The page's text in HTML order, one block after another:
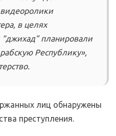
видеоролики
в целях
планировали
Республику»,
лиц обнаружены
преступления.